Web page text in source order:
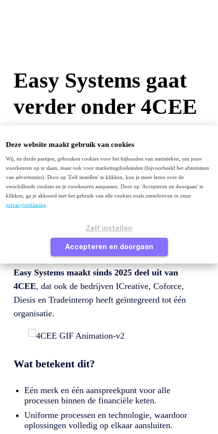
Deze website maakt gebruik van cookies
Wij, en derde partijen, gebruiken cookies voor het bijhouden van statistieken, om jouw
voorkeuren op te slaan, maar ook voor marketingdoeleinden (bijvoorbeeld het afstemmen
van advertenties). Door op 'Zelf instellen' te klikken, kun je meer lezen over de
verschillende cookies en je voorkeuren aanpassen. Door op 'Accepteren en doorgaan' te
klikken, ga je akkoord met het gebruik van alle cookies zoals omschreven in onze
privacyverklaring
Zelf instellen
Accepteren en doorgaan
Easy Systems gaat
verder onder 4CEE
Menu
Purchase to Pay
E-facturatie
Peppol
Contact
Je bezoekt deze pagina waarschijnlijk omdat je van
komt en op zoek bent naar Easy
Systems of naar informatie over factuurverwerking of
purchase to pay.
Easy Systems maakt sinds 2025 deel uit van
4CEE, dat ook de bedrijven ICreative, Coforce,
Diesis en Tradeinterop heeft geïntegreerd tot één
organisatie.
Wat betekent dit?
Eén merk en één aanspreekpunt voor alle
processen binnen de financiële keten.
Uniforme processen en technologie, waardoor
oplossingen volledig op elkaar aansluiten.